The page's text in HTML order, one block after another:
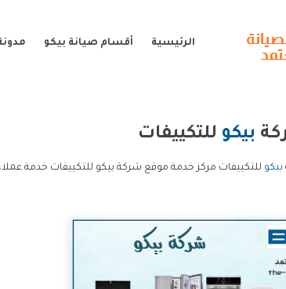
الرئيسية أقسام صيانة بيكو
بيكو للتكييفات
بيكو للتكييفات مركز خدمة موقع شركة بيكو للتكييفات خدمة